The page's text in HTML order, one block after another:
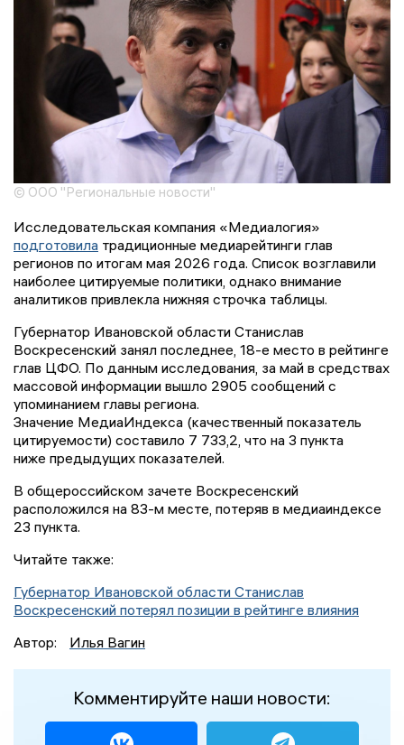
© ООО "Региональные новости"
Исследовательская компания «Медиалогия»
подготовила традиционные медиарейтинги глав
регионов по итогам мая 2026 года. Список возглавили
наиболее цитируемые политики, однако внимание
аналитиков привлекла нижняя строчка таблицы.
Губернатор Ивановской области Станислав
Воскресенский занял последнее, 18-е место в рейтинге
глав ЦФО. По данным исследования, за май в средствах
массовой информации вышло 2905 сообщений с
упоминанием главы региона.
Значение МедиаИндекса (качественный показатель
цитируемости) составило 7 733,2, что на 3 пункта
ниже предыдущих показателей.
В общероссийском зачете Воскресенский
расположился на 83-м месте, потеряв в медиаиндексе
23 пункта.
Читайте также:
Губернатор Ивановской области Станислав
Воскресенский потерял позиции в рейтинге влияния
Автор:
Илья Вагин
Комментируйте наши новости: